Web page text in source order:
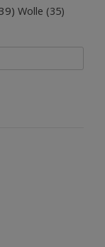
Wolle (35)